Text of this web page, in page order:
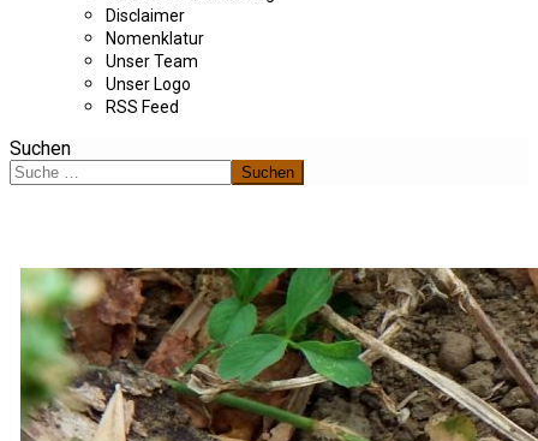
Disclaimer
Nomenklatur
Unser Team
Unser Logo
RSS Feed
Suchen
Suchen